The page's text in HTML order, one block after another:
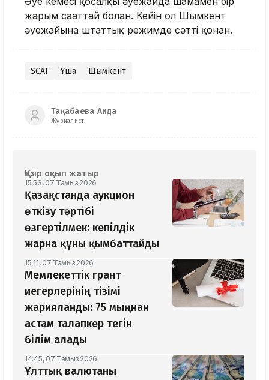
жарым сағаттай болған. Кейін ол Шымкент
әуежайына штаттық режимде сәтті қонған.
SCAT Ұшақ Шымкент
Тақабаева Аида
Журналист
Қазір оқып жатыр
15:53, 07 Тамыз 2026
Қазақстанда аукцион
өткізу тәртібі
өзгертілмек: кепілдік
жарна құны қымбаттайды
15:11, 07 Тамыз 2026
Мемлекеттік грант
иегерлерінің тізімі
жарияланды: 75 мыңнан
астам талапкер тегін
білім алады
14:45, 07 Тамыз 2026
Ұлттық валютаны